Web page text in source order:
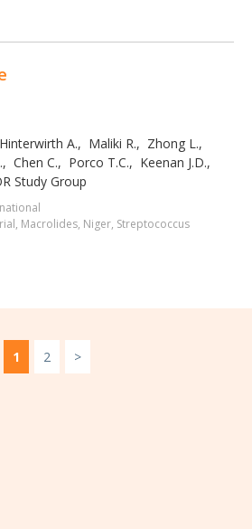
Hinterwirth A., Maliki R., Zhong L.,
, Chen C., Porco T.C., Keenan J.D.,
Study Group
, Macrolides, Niger, Streptococcus
1 2 >